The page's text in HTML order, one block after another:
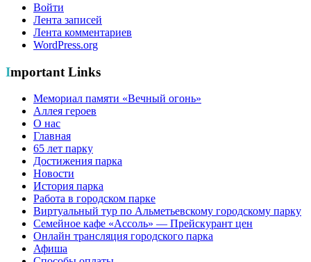
Войти
Лента записей
Лента комментариев
WordPress.org
Important Links
Мемориал памяти «Вечный огонь»
Аллея героев
О нас
Главная
65 лет парку
Достижения парка
Новости
История парка
Работа в городском парке
Виртуальный тур по Альметьевскому городскому парку
Семейное кафе «Ассоль» — Прейскурант цен
Онлайн трансляция городского парка
Афиша